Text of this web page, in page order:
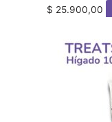
$ 25.900,00